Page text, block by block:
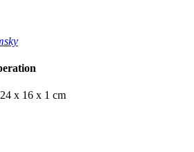
x 16 x 1 cm